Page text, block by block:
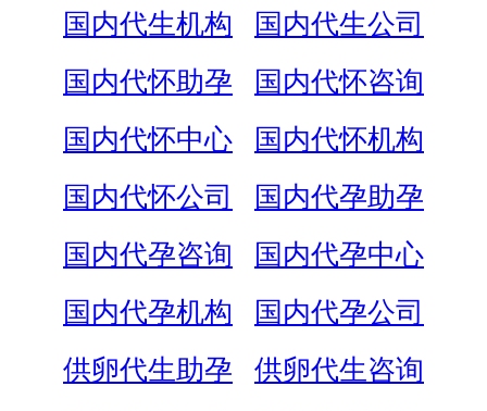
国内代生机构
国内代生公司
国内代怀助孕
国内代怀咨询
国内代怀中心
国内代怀机构
国内代怀公司
国内代孕助孕
国内代孕咨询
国内代孕中心
国内代孕机构
国内代孕公司
供卵代生助孕
供卵代生咨询